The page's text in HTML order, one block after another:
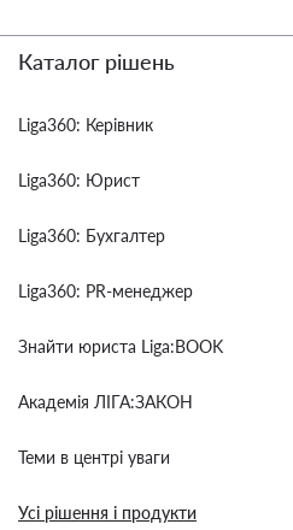
Каталог рішень
Liga360: Керівник
Liga360: Юрист
Liga360: Бухгалтер
Liga360: PR-менеджер
Знайти юриста Liga:BOOK
Академія ЛІГА:ЗАКОН
Теми в центрі уваги
Усі рішення і продукти